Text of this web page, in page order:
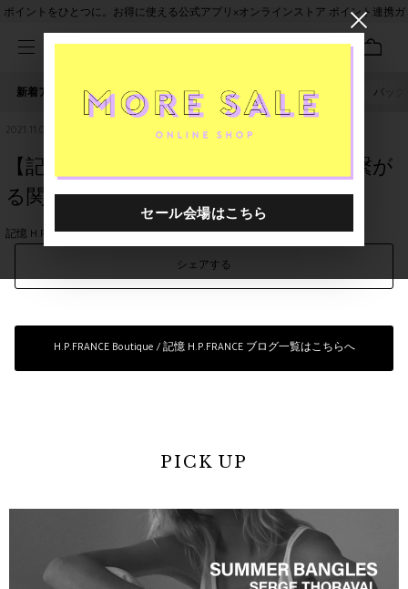
ポイントをひとつに。お得に使える公式アプリ×オンラインストア ポイント連携ガ
新着アイテム 人気ワード セール 40th限定 ピアス バッグ
2021.11.09
【記憶】Episode.04 クリエイションで繋が
る関係
記憶 H.P.FRANCEFaliero SartiJamin Puechohta
シェアする
H.P.FRANCE Boutique / 記憶 H.P.FRANCE ブログ一覧はこちらへ
PICK UP